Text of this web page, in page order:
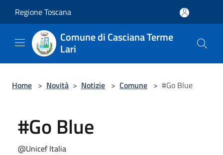
Regione Toscana
Comune di Casciana Terme
Lari
Home > Novità > Notizie > Comune > #Go Blue
#Go Blue
@Unicef Italia